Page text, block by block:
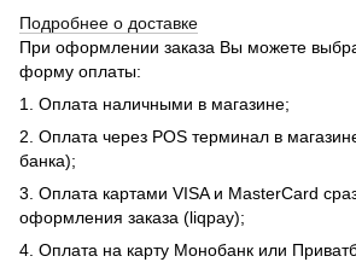
Подробнее о доставке
При оформлении заказа Вы можете
форму оплаты:
1. Оплата наличными в магазине;
2. Оплата через POS терминал в
банка);
3. Оплата картами VISA и MasterCard
оформления заказа (liqpay);
4. Оплата на карту Монобанк или